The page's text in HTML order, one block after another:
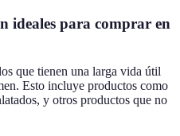
ideales para comprar en
que tienen una larga vida útil
Esto incluye productos como
y otros productos que no